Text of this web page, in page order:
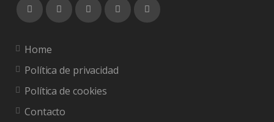
Home
Política de privacidad
Política de cookies
Contacto